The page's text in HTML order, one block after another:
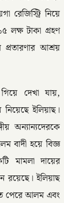
রেজিস্ট্রি নিয়ে
টাকা গ্রহণ
প্রতারণার আশ্রয়
দেখা যায়,
ইলিয়াছ।
অন্যান্যদেরকে
বাদী হয়ে বিজ্ঞ
মামলা দায়ের
রয়েছে। ইলিয়াছ
পেরে আলম এবং